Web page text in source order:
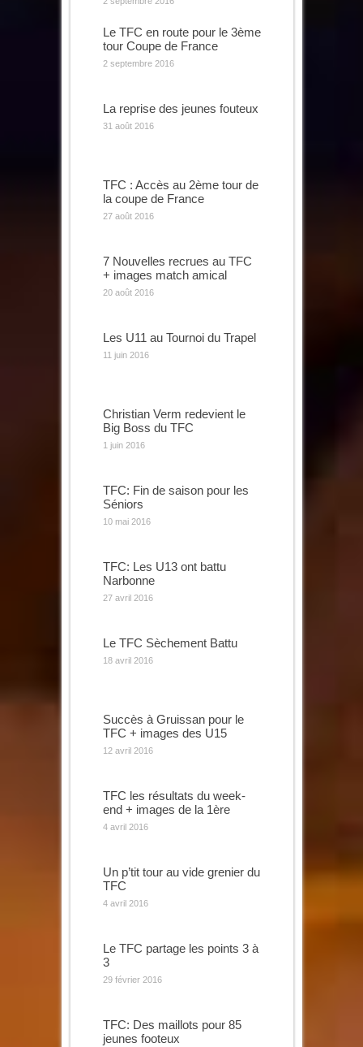
Le TFC en route pour le 3ème
tour Coupe de France
2 septembre 2016
La reprise des jeunes fouteux
31 août 2016
TFC : Accès au 2ème tour de
la coupe de France
27 août 2016
7 Nouvelles recrues au TFC
+ images match amical
20 août 2016
Les U11 au Tournoi du Trapel
11 juin 2016
Christian Verm redevient le
Big Boss du TFC
1 juin 2016
TFC: Fin de saison pour les
Séniors
10 mai 2016
TFC: Les U13 ont battu
Narbonne
27 avril 2016
Le TFC Sèchement Battu
18 avril 2016
Succès à Gruissan pour le
TFC + images des U15
12 avril 2016
TFC les résultats du week-
end + images de la 1ère
4 avril 2016
Un p’tit tour au vide grenier du
TFC
4 avril 2016
Le TFC partage les points 3 à
3
29 février 2016
TFC: Des maillots pour 85
jeunes footeux